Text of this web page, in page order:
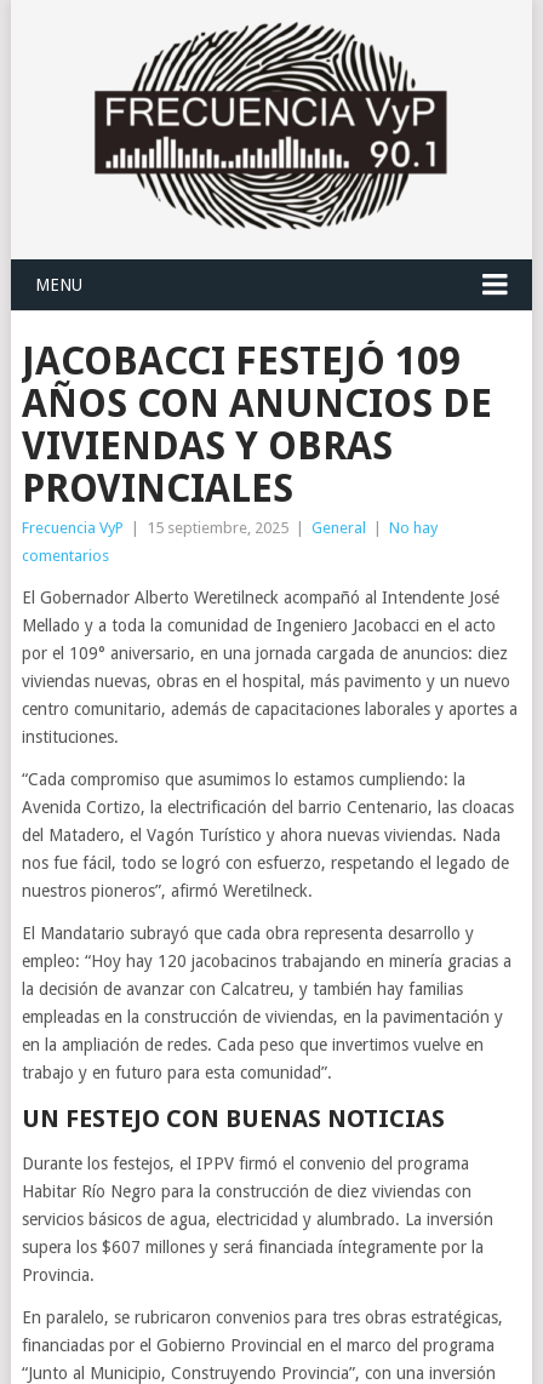
MENU
JACOBACCI FESTEJÓ 109
AÑOS CON ANUNCIOS DE
VIVIENDAS Y OBRAS
PROVINCIALES
Frecuencia VyP 15 septiembre, 2025 General
No hay
comentarios
El Gobernador Alberto Weretilneck acompañó al Intendente José
Mellado y a toda la comunidad de Ingeniero Jacobacci en el acto
por el 109° aniversario, en una jornada cargada de anuncios: diez
viviendas nuevas, obras en el hospital, más pavimento y un nuevo
centro comunitario, además de capacitaciones laborales y aportes a
instituciones.
“Cada compromiso que asumimos lo estamos cumpliendo: la
Avenida Cortizo, la electrificación del barrio Centenario, las cloacas
del Matadero, el Vagón Turístico y ahora nuevas viviendas. Nada
nos fue fácil, todo se logró con esfuerzo, respetando el legado de
nuestros pioneros”, afirmó Weretilneck.
El Mandatario subrayó que cada obra representa desarrollo y
empleo: “Hoy hay 120 jacobacinos trabajando en minería gracias a
la decisión de avanzar con Calcatreu, y también hay familias
empleadas en la construcción de viviendas, en la pavimentación y
en la ampliación de redes. Cada peso que invertimos vuelve en
trabajo y en futuro para esta comunidad”.
UN FESTEJO CON BUENAS NOTICIAS
Durante los festejos, el IPPV firmó el convenio del programa
Habitar Río Negro para la construcción de diez viviendas con
servicios básicos de agua, electricidad y alumbrado. La inversión
supera los $607 millones y será financiada íntegramente por la
Provincia.
En paralelo, se rubricaron convenios para tres obras estratégicas,
financiadas por el Gobierno Provincial en el marco del programa
“Junto al Municipio, Construyendo Provincia”, con una inversión